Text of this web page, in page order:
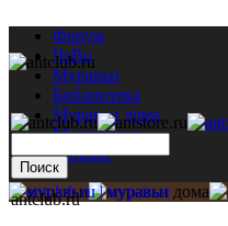
Форум
ЧаВо
Муравьи
Библиотека
Муравьи дома
Мастерская
Каталог
antclub.ru